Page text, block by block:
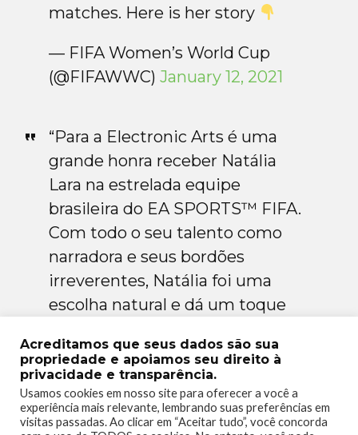
matches. Here is her story
— FIFA Women’s World Cup
(@FIFAWWC) January 12, 2021
“Para a Electronic Arts é uma
grande honra receber Natália
Lara na estrelada equipe
brasileira do EA SPORTS™ FIFA.
Com todo o seu talento como
narradora e seus bordões
irreverentes, Natália foi uma
escolha natural e dá um toque
dos modos Carreira e Torneio”,
diz Daniel Perassolli, líder da
equipe de localização em
português do Brasil na EA
Acreditamos que seus dados são sua
propriedade e apoiamos seu direito à
privacidade e transparência.
Usamos cookies em nosso site para oferecer a você a
experiência mais relevante, lembrando suas preferências em
visitas passadas. Ao clicar em “Aceitar tudo”, você concorda